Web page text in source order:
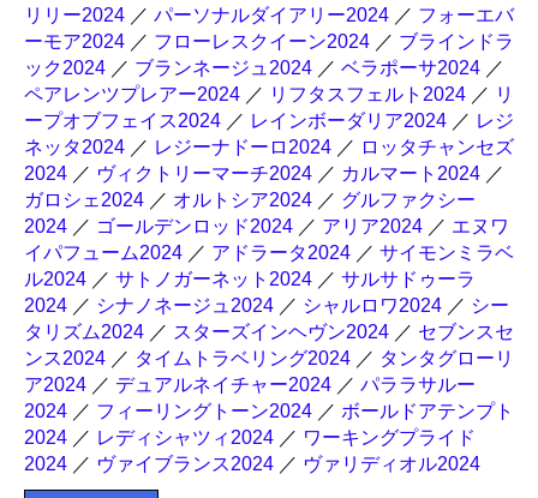
リリー2024 ／ パーソナルダイアリー2024 ／ フォーエバ
ーモア2024 ／ フローレスクイーン2024 ／ ブラインドラ
ック2024 ／ ブランネージュ2024 ／ ベラポーサ2024 ／
ペアレンツプレアー2024 ／ リフタスフェルト2024 ／ リ
ープオブフェイス2024 ／ レインボーダリア2024 ／ レジ
ネッタ2024 ／ レジーナドーロ2024 ／ ロッタチャンセズ
2024 ／ ヴィクトリーマーチ2024 ／ カルマート2024 ／
ガロシェ2024 ／ オルトシア2024 ／ グルファクシー
2024 ／ ゴールデンロッド2024 ／ アリア2024 ／ エヌワ
イパフューム2024 ／ アドラータ2024 ／ サイモンミラベ
ル2024 ／ サトノガーネット2024 ／ サルサドゥーラ
2024 ／ シナノネージュ2024 ／ シャルロワ2024 ／ シー
タリズム2024 ／ スターズインヘヴン2024 ／ セブンスセ
ンス2024 ／ タイムトラベリング2024 ／ タンタグローリ
ア2024 ／ デュアルネイチャー2024 ／ パララサルー
2024 ／ フィーリングトーン2024 ／ ボールドアテンプト
2024 ／ レディシャツィ2024 ／ ワーキングプライド
2024 ／ ヴァイブランス2024 ／ ヴァリディオル2024